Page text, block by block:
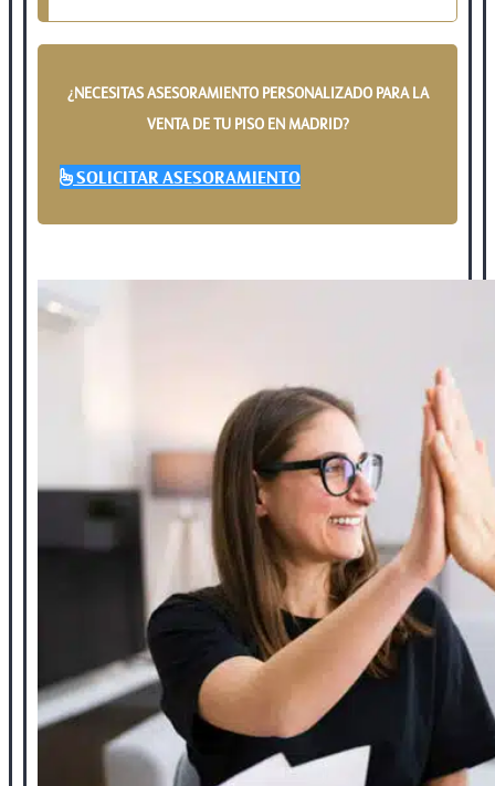
¿NECESITAS ASESORAMIENTO PERSONALIZADO PARA LA
VENTA DE TU PISO EN MADRID?
SOLICITAR ASESORAMIENTO